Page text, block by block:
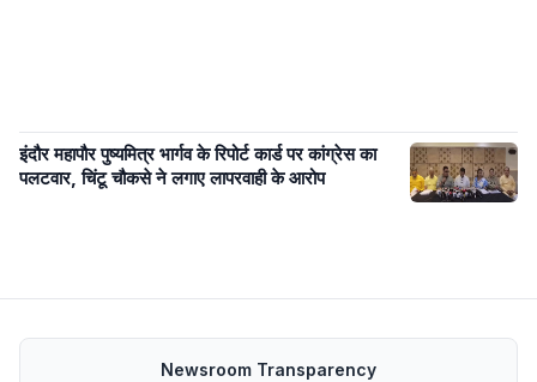
इंदौर महापौर पुष्यमित्र भार्गव के रिपोर्ट कार्ड पर कांग्रेस का
पलटवार, चिंटू चौकसे ने लगाए लापरवाही के आरोप
Newsroom Transparency